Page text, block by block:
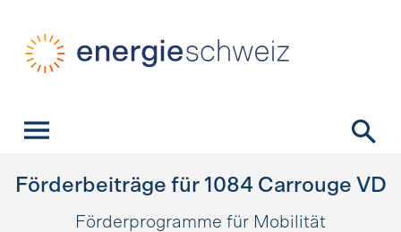
Förderbeiträge für 1084 Carrouge VD
Förderprogramme für Mobilität